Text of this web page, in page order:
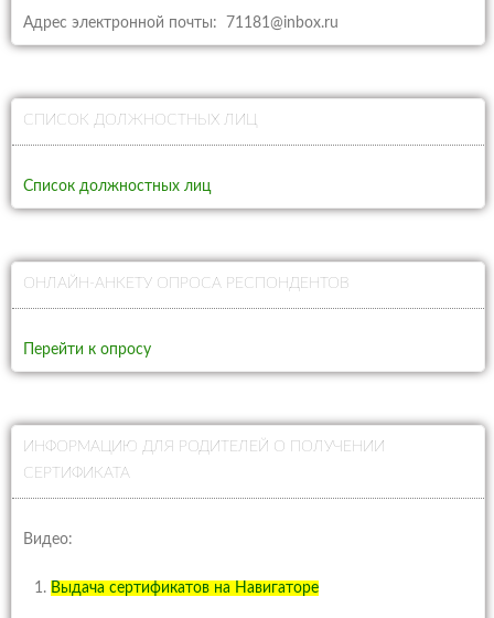
Адрес электронной почты: 71181@inbox.ru
СПИСОК ДОЛЖНОСТНЫХ ЛИЦ
Список должностных лиц
ОНЛАЙН-АНКЕТУ ОПРОСА РЕСПОНДЕНТОВ
Перейти к опросу
ИНФОРМАЦИЮ ДЛЯ РОДИТЕЛЕЙ О ПОЛУЧЕНИИ
СЕРТИФИКАТА
Видео:
Выдача сертификатов на Навигаторе